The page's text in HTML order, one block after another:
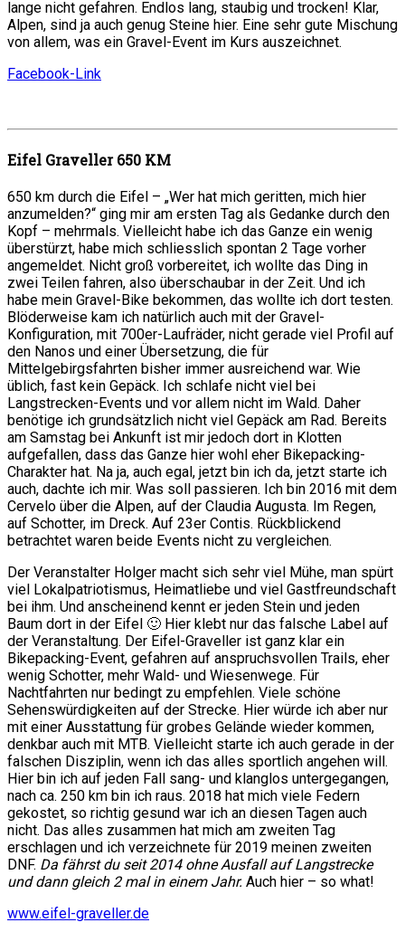
lange nicht gefahren. Endlos lang, staubig und trocken! Klar,
Alpen, sind ja auch genug Steine hier. Eine sehr gute Mischung
von allem, was ein Gravel-Event im Kurs auszeichnet.
Facebook-Link
Eifel Graveller 650 KM
650 km durch die Eifel – „Wer hat mich geritten, mich hier
anzumelden?“ ging mir am ersten Tag als Gedanke durch den
Kopf – mehrmals. Vielleicht habe ich das Ganze ein wenig
überstürzt, habe mich schliesslich spontan 2 Tage vorher
angemeldet. Nicht groß vorbereitet, ich wollte das Ding in
zwei Teilen fahren, also überschaubar in der Zeit. Und ich
habe mein Gravel-Bike bekommen, das wollte ich dort testen.
Blöderweise kam ich natürlich auch mit der Gravel-
Konfiguration, mit 700er-Laufräder, nicht gerade viel Profil auf
den Nanos und einer Übersetzung, die für
Mittelgebirgsfahrten bisher immer ausreichend war. Wie
üblich, fast kein Gepäck. Ich schlafe nicht viel bei
Langstrecken-Events und vor allem nicht im Wald. Daher
benötige ich grundsätzlich nicht viel Gepäck am Rad. Bereits
am Samstag bei Ankunft ist mir jedoch dort in Klotten
aufgefallen, dass das Ganze hier wohl eher Bikepacking-
Charakter hat. Na ja, auch egal, jetzt bin ich da, jetzt starte ich
auch, dachte ich mir. Was soll passieren. Ich bin 2016 mit dem
Cervelo über die Alpen, auf der Claudia Augusta. Im Regen,
auf Schotter, im Dreck. Auf 23er Contis. Rückblickend
betrachtet waren beide Events nicht zu vergleichen.
Der Veranstalter Holger macht sich sehr viel Mühe, man spürt
viel Lokalpatriotismus, Heimatliebe und viel Gastfreundschaft
bei ihm. Und anscheinend kennt er jeden Stein und jeden
Baum dort in der Eifel 🙂 Hier klebt nur das falsche Label auf
der Veranstaltung. Der Eifel-Graveller ist ganz klar ein
Bikepacking-Event, gefahren auf anspruchsvollen Trails, eher
wenig Schotter, mehr Wald- und Wiesenwege. Für
Nachtfahrten nur bedingt zu empfehlen. Viele schöne
Sehenswürdigkeiten auf der Strecke. Hier würde ich aber nur
mit einer Ausstattung für grobes Gelände wieder kommen,
denkbar auch mit MTB. Vielleicht starte ich auch gerade in der
falschen Disziplin, wenn ich das alles sportlich angehen will.
Hier bin ich auf jeden Fall sang- und klanglos untergegangen,
nach ca. 250 km bin ich raus. 2018 hat mich viele Federn
gekostet, so richtig gesund war ich an diesen Tagen auch
nicht. Das alles zusammen hat mich am zweiten Tag
erschlagen und ich verzeichnete für 2019 meinen zweiten
DNF. Da fährst du seit 2014 ohne Ausfall auf Langstrecke
und dann gleich 2 mal in einem Jahr. Auch hier – so what!
www.eifel-graveller.de